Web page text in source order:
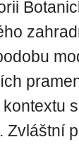
Zvláštní